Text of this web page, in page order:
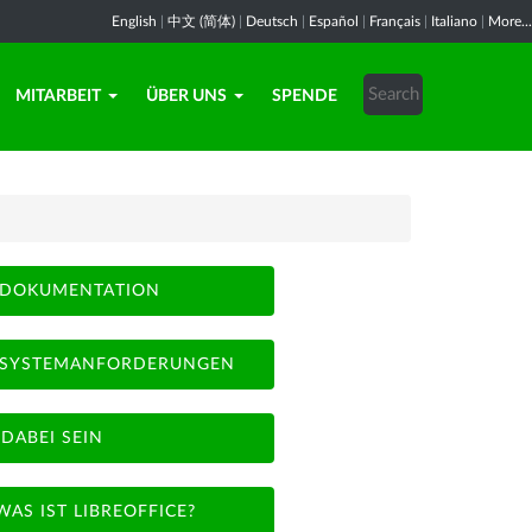
English 中文 (简体) Deutsch Español Français Italiano More...
MITARBEIT ÜBER UNS SPENDE
DOKUMENTATION
SYSTEMANFORDERUNGEN
DABEI SEIN
IST LIBREOFFICE?